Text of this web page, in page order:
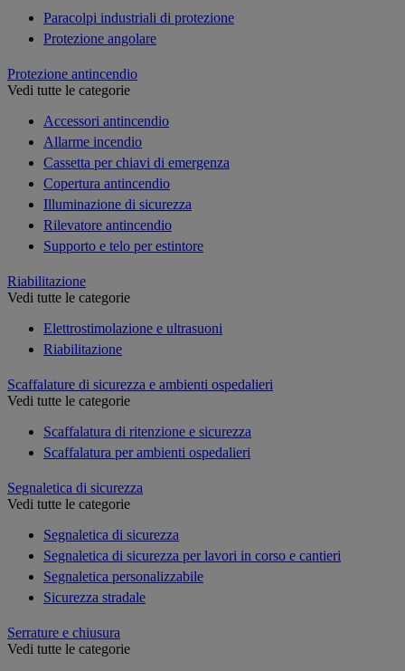
Paracolpi industriali di protezione
Protezione angolare
Protezione antincendio
Vedi tutte le categorie
Accessori antincendio
Allarme incendio
Cassetta per chiavi di emergenza
Copertura antincendio
Illuminazione di sicurezza
Rilevatore antincendio
Supporto e telo per estintore
Riabilitazione
Vedi tutte le categorie
Elettrostimolazione e ultrasuoni
Riabilitazione
Scaffalature di sicurezza e ambienti ospedalieri
Vedi tutte le categorie
Scaffalatura di ritenzione e sicurezza
Scaffalatura per ambienti ospedalieri
Segnaletica di sicurezza
Vedi tutte le categorie
Segnaletica di sicurezza
Segnaletica di sicurezza per lavori in corso e cantieri
Segnaletica personalizzabile
Sicurezza stradale
Serrature e chiusura
Vedi tutte le categorie